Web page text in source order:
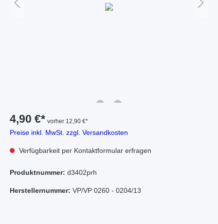
4,90 €* vorher 12,90 €*
Preise inkl. MwSt. zzgl. Versandkosten
Verfügbarkeit per Kontaktformular erfragen
Produktnummer: d3402prh
Herstellernummer: VP/VP 0260 - 0204/13